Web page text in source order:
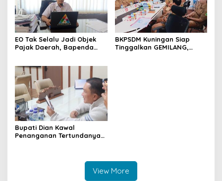
EO Tak Selalu Jadi Objek
Pajak Daerah, Bapenda
BKPSDM Kuningan Siap
Tinggalkan GEMILANG,
Bupati Dian Kawal
Penanganan Tertundanya
View More